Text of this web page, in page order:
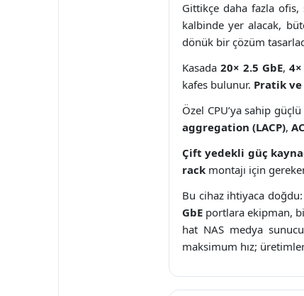
Gittikçe daha fazla
kalbinde yer alacak,
dönük bir çözüm
Kasada 20× 2.5 GbE, 4×
kafes bulunur. Pratik ve
Özel CPU’ya sahip güçlü
aggregation (LACP),
Çift yedekli güç
rack montajı için
Bu cihaz ihtiyaca
GbE portlara ekipman,
hat NAS medya
maksimum hız;